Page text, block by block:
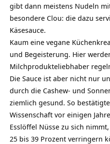
gibt dann meistens Nudeln
besondere Clou: die dazu
Käsesauce.
Kaum eine vegane
und Begeisterung. Hier
Milchprodukteliebhaber
Die Sauce ist aber nicht nur
durch die Cashew- und
ziemlich gesund. So
Wissenschaft vor einigen
Esslöffel Nüsse zu sich
25 bis 39 Prozent verringern